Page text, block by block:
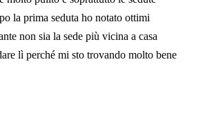
la prima seduta ho notato ottimi
non sia la sede più vicina a casa
lì perché mi sto trovando molto bene